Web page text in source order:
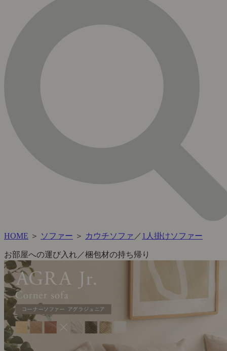
HOME ＞ ソファー ＞ カウチソファ ／1人掛けソファー
お部屋への運び入れ／梱包材の持ち帰り